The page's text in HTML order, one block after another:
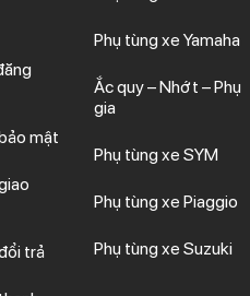
mật
trả
Phụ tùng xe Yamaha
Ắc quy – Nhớt – Phụ
gia
Phụ tùng xe SYM
Phụ tùng xe Piaggio
Phụ tùng xe Suzuki